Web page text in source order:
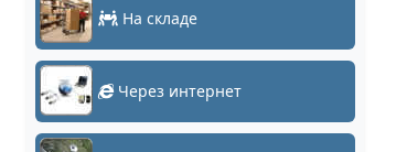
На складе
Через интернет